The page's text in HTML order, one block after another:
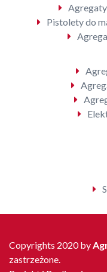
Pistolety do
Copyrights 2020 by
zastrzeżone.